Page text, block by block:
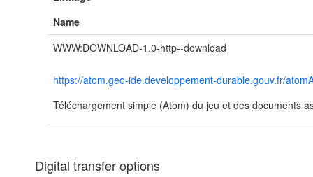
Name
WWW:DOWNLOAD-1.0-http--download
https://atom.geo-ide.developpement-durable.gouv.fr/
Téléchargement simple (Atom) du jeu et des documents
Digital transfer options